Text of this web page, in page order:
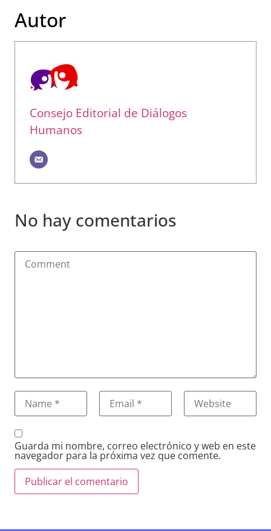
Autor
Consejo Editorial de Diálogos
Humanos
No hay comentarios
Guarda mi nombre, correo electrónico y web en este
navegador para la próxima vez que comente.